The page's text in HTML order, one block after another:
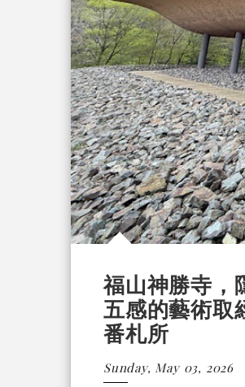
福山神勝寺，
五感的藝術取
番札所
Sunday, May 03, 2026